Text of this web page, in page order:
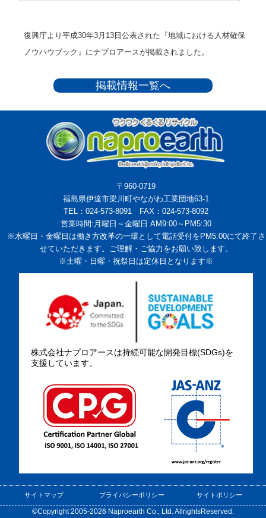
復興庁より平成30年3月13日公表された『地域における人材確保
ノウハウブック』にナプロアースが掲載されました。
掲載情報一覧へ
〒960-0719
福島県伊達市梁川町やながわ工業団地63-1
TEL：024-573-8091 FAX：024-573-8092
営業時間:月曜日～金曜日 AM9:00～PM5:30
※水曜日・金曜日は働き方改革の一環として電話受付をPM5:00にて終了さ
せていただきます。ご理解・ご協力をお願い致します。
※土曜・日曜・祝祭日は定休日となります※
株式会社ナプロアースは持続可能な開発目標(SDGs)を
支援しています。
サイトマップ プライバシーポリシー サイトポリシー
©Copyright 2005-2026 Naproearth Co., Ltd. AllrightsReserved.